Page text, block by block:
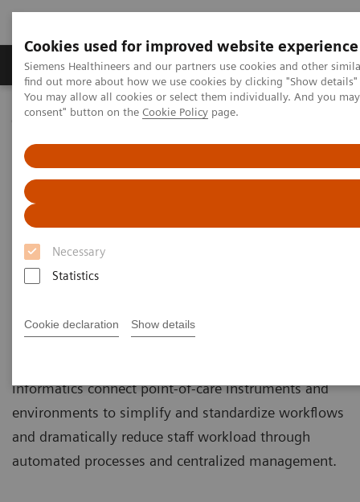
Cookies used for improved website experience
Siemens Healthineers and our partners use cookies and other
find out more about how we use cookies by clicking "Show
You may allow all cookies or select them individually. And you
consent" button on the Cookie Policy page.
Necessary
Statistics
Cookie declaration Show details
Продукція та сервіси Клінічні галузі
Домашня
POC Informatics
POC Informatics
Oversee and manage the complete POCT
process across the healthcare continuum
informatics connect point-of-care instruments and
environments to simplify and standardize workflows
and dramatically reduce staff workload through
automated processes and centralized management.